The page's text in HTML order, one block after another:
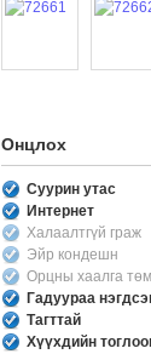
Онцлох
Суурин утас
Интернет
Халаалтгүй граж
Эйр кондешн
Орцны хаалга
Гадуураа
Тагттай
Хүүхдийн